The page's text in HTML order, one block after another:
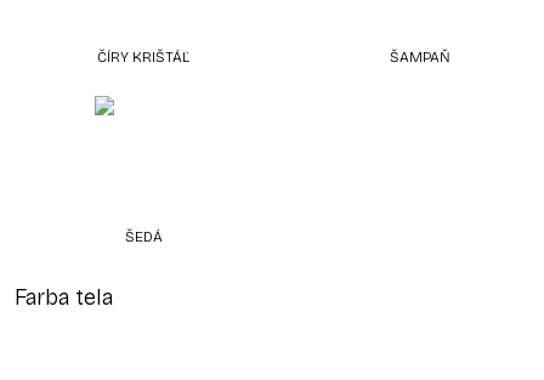
ČÍRY KRIŠTÁĽ ŠAMPAŇ
ŠEDÁ
Farba tela